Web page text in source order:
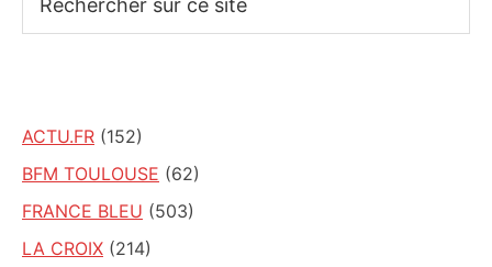
sur
ACTU.FR (152)
BFM TOULOUSE (62)
FRANCE BLEU (503)
LA CROIX (214)